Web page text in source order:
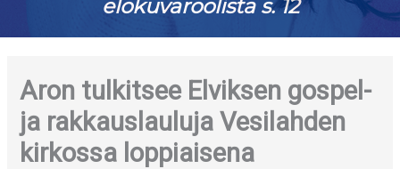
elokuvaroolista s. 12
Aron tulkitsee Elviksen gospel-
ja rakkauslauluja Vesilahden
kirkossa loppiaisena